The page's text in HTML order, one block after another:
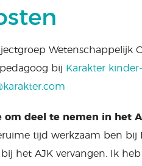
Wetenschappelijk
bij Karakter
om deel te nemen in het
tijd werkzaam ben bij
het AJK vervangen. Ik